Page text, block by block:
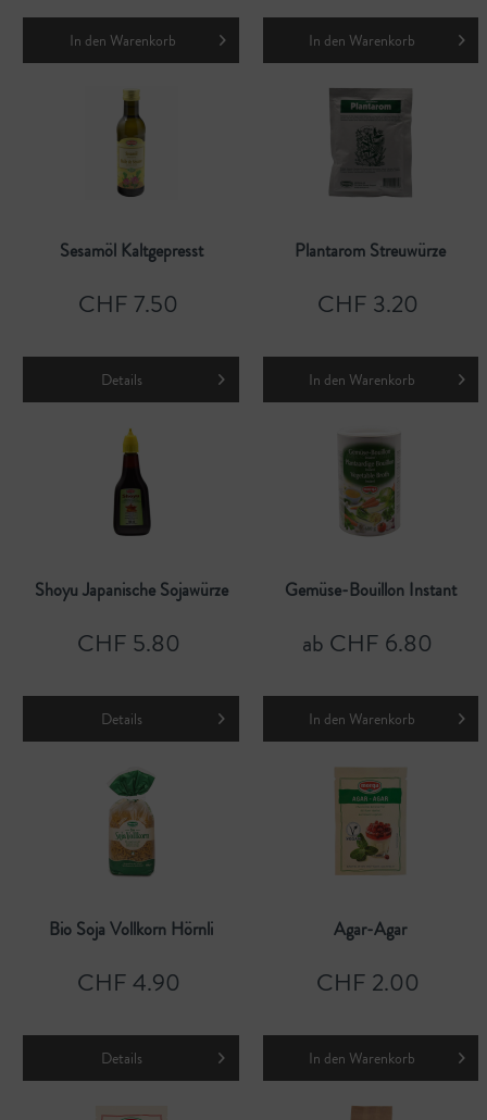
In den Warenkorb In den Warenkorb
Sesamöl Kaltgepresst
CHF 7.50
Details
Plantarom Streuwürze
CHF 3.20
In den Warenkorb
Shoyu Japanische Sojawürze
CHF 5.80
Details
Gemüse-Bouillon Instant
ab CHF 6.80
In den Warenkorb
Bio Soja Vollkorn Hörnli
CHF 4.90
Details
Agar-Agar
CHF 2.00
In den Warenkorb